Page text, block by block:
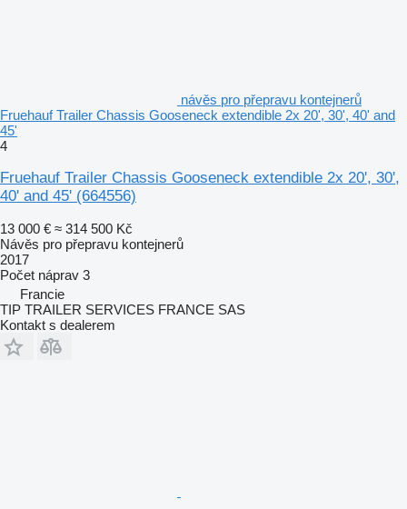
návěs pro přepravu kontejnerů
Fruehauf Trailer Chassis Gooseneck extendible 2x 20', 30', 40' and
45'
4
Fruehauf Trailer Chassis Gooseneck extendible 2x 20', 30',
40' and 45' (664556)
13 000 € ≈ 314 500 Kč
Návěs pro přepravu kontejnerů
2017
Počet náprav 3
Francie
TIP TRAILER SERVICES FRANCE SAS
Kontakt s dealerem